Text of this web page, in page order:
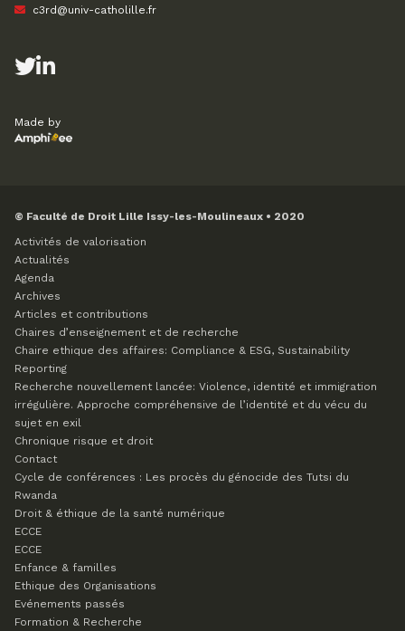
c3rd@univ-catholille.fr
Made by
© Faculté de Droit Lille Issy-les-Moulineaux • 2020
Activités de valorisation
Actualités
Agenda
Archives
Articles et contributions
Chaires d’enseignement et de recherche
Chaire ethique des affaires: Compliance & ESG, Sustainability
Reporting
Recherche nouvellement lancée: Violence, identité et immigration
irrégulière. Approche compréhensive de l’identité et du vécu du
sujet en exil
Chronique risque et droit
Contact
Cycle de conférences : Les procès du génocide des Tutsi du
Rwanda
Droit & éthique de la santé numérique
ECCE
ECCE
Enfance & familles
Ethique des Organisations
Evénements passés
Formation & Recherche